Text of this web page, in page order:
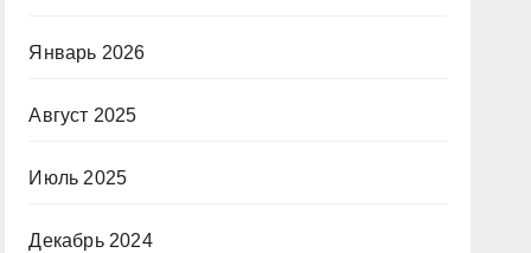
Январь 2026
Август 2025
Июль 2025
Декабрь 2024